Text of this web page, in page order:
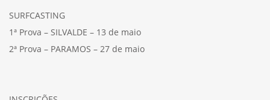
SURFCASTING
1ª Prova – SILVALDE – 13 de maio
2ª Prova – PARAMOS – 27 de maio